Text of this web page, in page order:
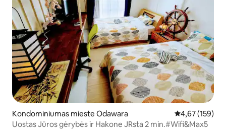
Kondominiumas mieste Odawara Vidutinis
4,67 (159)
Uostas Jūros gėrybės ir Hakone JRsta 2 min.#Wifi&Max5